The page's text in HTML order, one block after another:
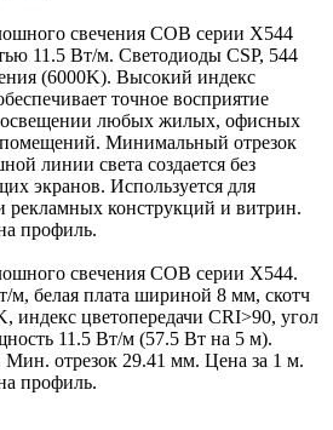
свечения COB серии X544
11.5 Вт/м. Светодиоды CSP, 544
(6000K). Высокий индекс
точное восприятие
освещении любых жилых, офисных
Минимальный отрезок
линии света создается без
экранов. Используется для
рекламных конструкций и витрин.
профиль.
свечения COB серии X544.
м, белая плата шириной 8 мм, скотч
цветопередачи CRI>90, угол
11.5 Вт/м (57.5 Вт на 5 м).
отрезок 29.41 мм. Цена за 1 м.
профиль.